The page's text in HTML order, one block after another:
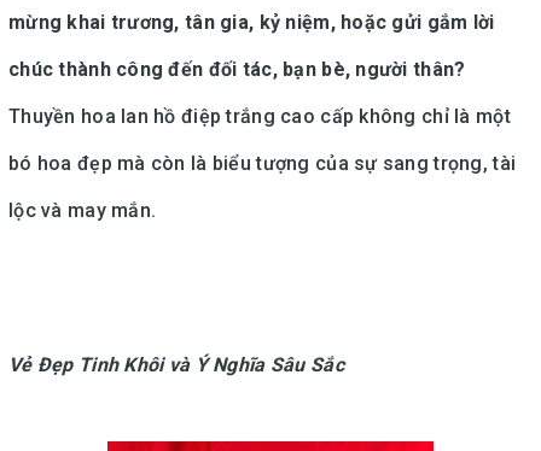
mừng khai trương, tân gia, kỷ niệm, hoặc gửi gắm lời
chúc thành công đến đối tác, bạn bè, người thân?
Thuyền hoa lan hồ điệp trắng cao cấp không chỉ là một
bó hoa đẹp mà còn là biểu tượng của sự sang trọng, tài
lộc và may mắn.
Vẻ Đẹp Tinh Khôi và Ý Nghĩa Sâu Sắc